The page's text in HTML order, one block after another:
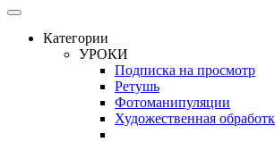
Категории
УРОКИ
Подписка на просмотр
Ретушь
Фотоманипуляции
Художественная обработка